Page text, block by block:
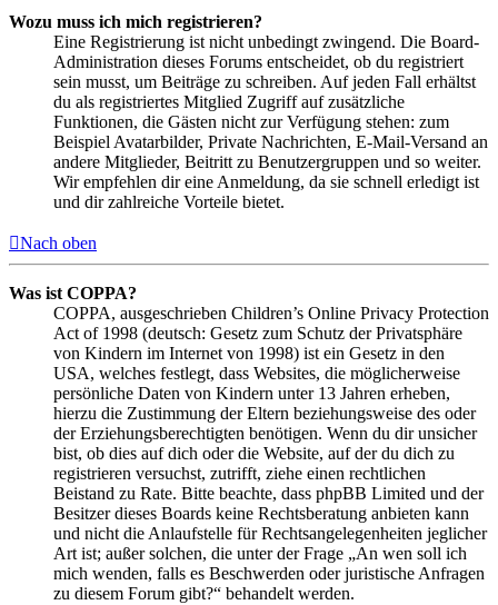
Wozu muss ich mich registrieren?
Eine Registrierung ist nicht unbedingt zwingend. Die Board-
Administration dieses Forums entscheidet, ob du registriert
sein musst, um Beiträge zu schreiben. Auf jeden Fall erhältst
du als registriertes Mitglied Zugriff auf zusätzliche
Funktionen, die Gästen nicht zur Verfügung stehen: zum
Beispiel Avatarbilder, Private Nachrichten, E-Mail-Versand an
andere Mitglieder, Beitritt zu Benutzergruppen und so weiter.
Wir empfehlen dir eine Anmeldung, da sie schnell erledigt ist
und dir zahlreiche Vorteile bietet.
Nach oben
Was ist COPPA?
COPPA, ausgeschrieben Children’s Online Privacy Protection
Act of 1998 (deutsch: Gesetz zum Schutz der Privatsphäre
von Kindern im Internet von 1998) ist ein Gesetz in den
USA, welches festlegt, dass Websites, die möglicherweise
persönliche Daten von Kindern unter 13 Jahren erheben,
hierzu die Zustimmung der Eltern beziehungsweise des oder
der Erziehungsberechtigten benötigen. Wenn du dir unsicher
bist, ob dies auf dich oder die Website, auf der du dich zu
registrieren versuchst, zutrifft, ziehe einen rechtlichen
Beistand zu Rate. Bitte beachte, dass phpBB Limited und der
Besitzer dieses Boards keine Rechtsberatung anbieten kann
und nicht die Anlaufstelle für Rechtsangelegenheiten jeglicher
Art ist; außer solchen, die unter der Frage „An wen soll ich
mich wenden, falls es Beschwerden oder juristische Anfragen
zu diesem Forum gibt?“ behandelt werden.